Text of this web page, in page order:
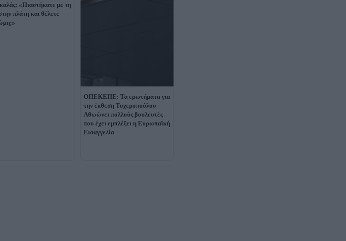
«Πιαστήκατε με τη
πλάτη και θέλετε
ΟΠΕΚΕΠΕ: Τα ερωτήματα για
την έκθεση Τυχεροπούλου -
Αθωώνει πολλούς βουλευτές
που έχει εμπλέξει η Ευρωπαϊκή
Εισαγγελία